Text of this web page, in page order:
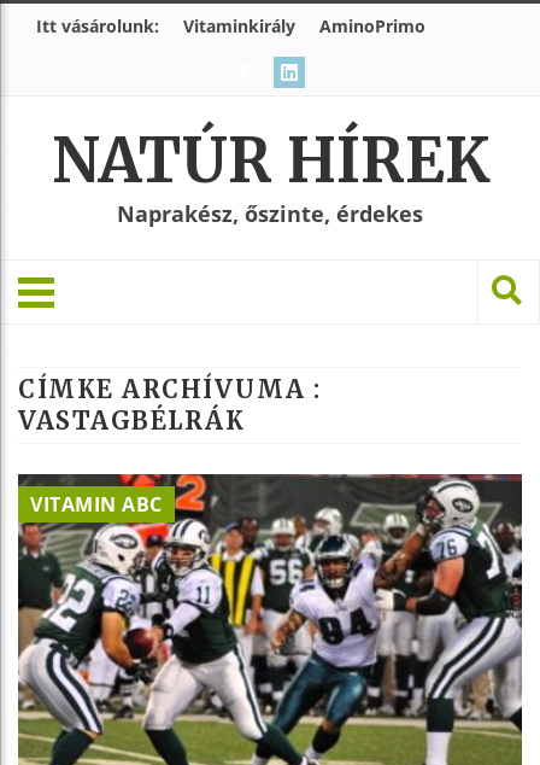
Itt vásárolunk: Vitaminkirály AminoPrimo
NATÚR HÍREK
Naprakész, őszinte, érdekes
CÍMKE ARCHÍVUMA :
VASTAGBÉLRÁK
VITAMIN ABC